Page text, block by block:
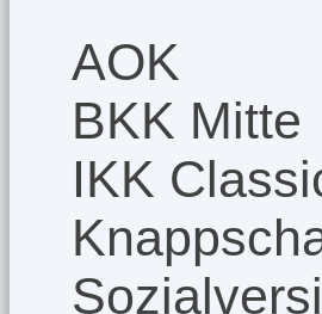
AOK
BKK Mitte
IKK